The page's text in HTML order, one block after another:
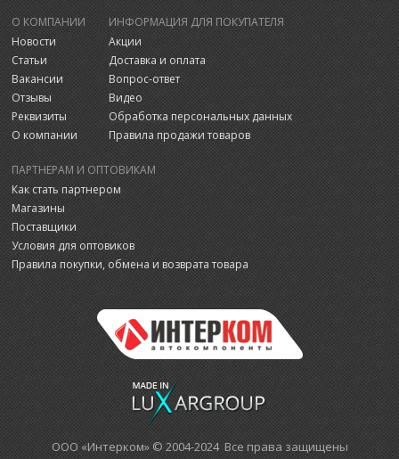
О КОМПАНИИ
Новости
Статьи
Вакансии
Отзывы
Реквизиты
О компании
ИНФОРМАЦИЯ ДЛЯ ПОКУПАТЕЛЯ
Акции
Доставка и оплата
Вопрос-ответ
Видео
Обработка персональных данных
Правила продажи товаров
ПАРТНЕРАМ И ОПТОВИКАМ
Как стать партнером
Магазины
Поставщики
Условия для оптовиков
Правила покупки, обмена и возврата товара
ООО «Интерком» © 2004-2024 Все права защищены